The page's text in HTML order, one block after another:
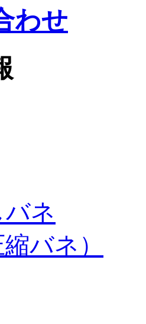
わせ
ネ
縮バネ）